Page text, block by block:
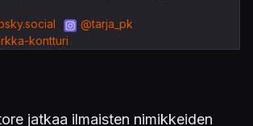
@tarja_pk
kontturi
jatkaa ilmaisten nimikkeiden